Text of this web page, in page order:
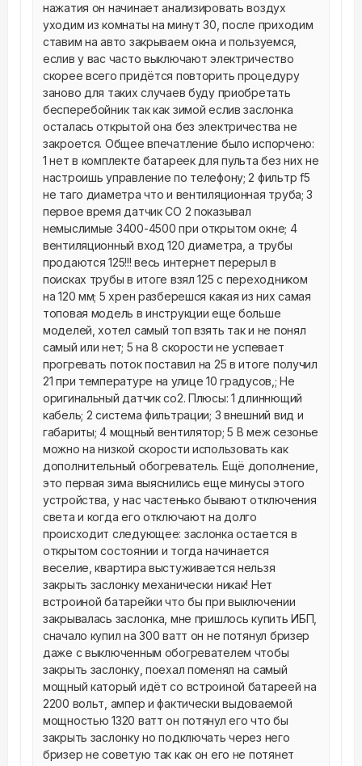
нажатия он начинает анализировать воздух
уходим из комнаты на минут 30, после приходим
ставим на авто закрываем окна и пользуемся,
еслив у вас часто выключают электричество
скорее всего придётся повторить процедуру
заново для таких случаев буду приобретать
бесперебойник так как зимой еслив заслонка
осталась открытой она без электричества не
закроется. Общее впечатление было испорчено:
1 нет в комплекте батареек для пульта без них не
настроишь управление по телефону; 2 фильтр f5
не таго диаметра что и вентиляционная труба; 3
первое время датчик CO 2 показывал
немыслимые 3400-4500 при открытом окне; 4
вентиляционный вход 120 диаметра, а трубы
продаются 125!!! весь интернет перерыл в
поисках трубы в итоге взял 125 с переходником
на 120 мм; 5 хрен разберешся какая из них самая
топовая модель в инструкции еще больше
моделей, хотел самый топ взять так и не понял
самый или нет; 5 на 8 скорости не успевает
прогревать поток поставил на 25 в итоге получил
21 при температуре на улице 10 градусов,; Не
оригинальный датчик co2. Плюсы: 1 длиннющий
кабель; 2 система фильтрации; 3 внешний вид и
габариты; 4 мощный вентилятор; 5 В меж сезонье
можно на низкой скорости использовать как
дополнительный обогреватель. Ещё дополнение,
это первая зима выяснились еще минусы этого
устройства, у нас частенько бывают отключения
света и когда его отключают на долго
происходит следующее: заслонка остается в
открытом состоянии и тогда начинается
веселие, квартира выстуживается нельзя
закрыть заслонку механически никак! Нет
встроиной батарейки что бы при выключении
закрывалась заслонка, мне пришлось купить ИБП,
сначало купил на 300 ватт он не потянул бризер
даже с выключенным обогревателем чтобы
закрыть заслонку, поехал поменял на самый
мощный каторый идёт со встроиной батареей на
2200 вольт, ампер и фактически выдоваемой
мощностью 1320 ватт он потянул его что бы
закрыть заслонку но подключать через него
бризер не советую так как он его не потянет